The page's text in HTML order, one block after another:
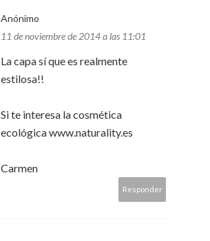
Anónimo
11 de noviembre de 2014 a las 11:01
La capa sí que es realmente
estilosa!!
Si te interesa la cosmética
ecológica www.naturality.es
Carmen
Responder